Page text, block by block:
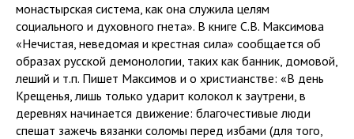
монастырская система, как она служила целям
социального и духовного гнета». В книге С.В. Максимова
«Нечистая, неведомая и крестная сила» сообщается об
образах русской демонологии, таких как банник, домовой,
леший и т.п. Пишет Максимов и о христианстве: «В день
Крещенья, лишь только ударит колокол к заутрени, в
деревнях начинается движение: благочестивые люди
спешат зажечь вязанки соломы перед избами (для того,